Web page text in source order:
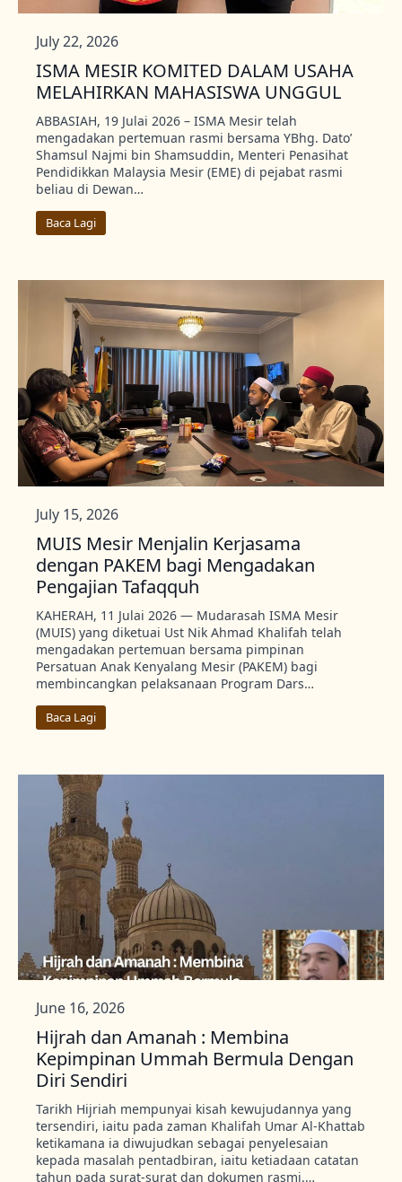
ISMA MESIR KOMITED DALAM USAHA
MELAHIRKAN MAHASISWA UNGGUL
July 22, 2026
ABBASIAH, 19 Julai 2026 – ISMA Mesir telah
mengadakan pertemuan rasmi bersama YBhg. Dato’
Shamsul Najmi bin Shamsuddin, Menteri Penasihat
Pendidikkan Malaysia Mesir (EME) di pejabat rasmi
beliau di Dewan…
Baca Lagi
MUIS Mesir Menjalin Kerjasama
dengan PAKEM bagi Mengadakan
Pengajian Tafaqquh
July 15, 2026
KAHERAH, 11 Julai 2026 — Mudarasah ISMA Mesir
(MUIS) yang diketuai Ust Nik Ahmad Khalifah telah
mengadakan pertemuan bersama pimpinan
Persatuan Anak Kenyalang Mesir (PAKEM) bagi
membincangkan pelaksanaan Program Dars…
Baca Lagi
Hijrah dan Amanah : Membina
Kepimpinan Ummah Bermula Dengan
Diri Sendiri
June 16, 2026
Tarikh Hijriah mempunyai kisah kewujudannya yang
tersendiri, iaitu pada zaman Khalifah Umar Al-Khattab
ketikamana ia diwujudkan sebagai penyelesaian
kepada masalah pentadbiran, iaitu ketiadaan catatan
tahun pada surat-surat dan dokumen rasmi.…